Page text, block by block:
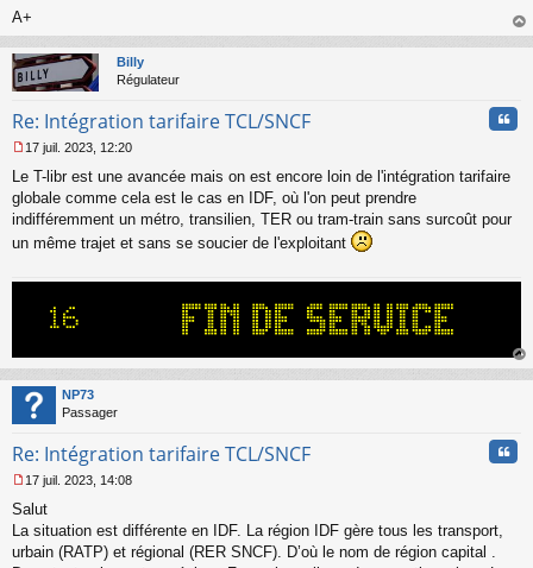
A+
au
Billy
Régulateur
Re: Intégration tarifaire TCL/SNCF
e
s
s
g
n
u
17 juil. 2023, 12:20
Le T-libr est une avancée mais on est encore loin de l'intégration tarifaire
globale comme cela est le cas en IDF, où l'on peut prendre
indifféremment un métro, transilien, TER ou tram-train sans surcoût pour
un même trajet et sans se soucier de l'exploitant
au
NP73
Passager
Re: Intégration tarifaire TCL/SNCF
e
s
s
17 juil. 2023, 14:08
Salut
La situation est différente en IDF. La région IDF gère tous les transport,
urbain (RATP) et régional (RER SNCF). D’où le nom de région capital .